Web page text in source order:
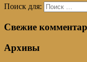
Поиск для:
Свежие
Архивы